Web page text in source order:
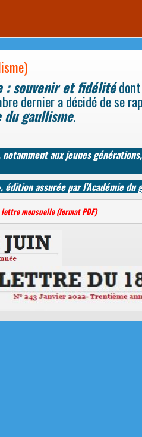
: souvenir et fidélitédont
dernier a décidé de se
du gaullisme.
aux jeunes
assurée par l’Académie du
mensuelle (format PDF)